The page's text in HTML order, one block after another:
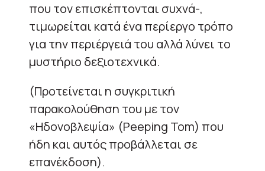
που τον επισκέπτονται συχνά-,
τιμωρείται κατά ένα περίεργο τρόπο
για την περιέργειά του αλλά λύνει το
μυστήριο δεξιοτεχνικά.
(Προτείνεται η συγκριτική
παρακολούθηση του με τον
«Ηδονοβλεψία» (Peeping Tom) που
ήδη και αυτός προβάλλεται σε
επανέκδοση).